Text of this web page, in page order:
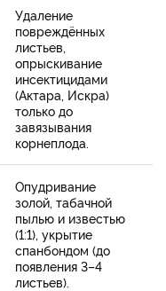
Удаление
повреждённых
листьев,
опрыскивание
инсектицидами
(Актара, Искра)
только до
завязывания
корнеплода.
Опудривание
золой, табачной
пылью и известью
(1:1), укрытие
спанбондом (до
появления 3–4
листьев).